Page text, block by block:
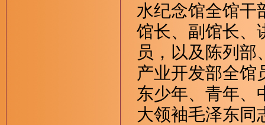
水纪念馆全馆干
馆长、副馆长、
员，以及陈列
产业开发部全馆
东少年、青年、
大领袖毛泽东同